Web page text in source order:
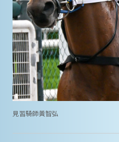
見習騎師黃智弘